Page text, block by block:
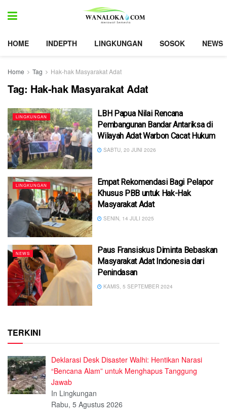
HOME INDEPTH LINGKUNGAN SOSOK NEWS
Home Tag Hak-hak Masyarakat Adat
Tag: Hak-hak Masyarakat Adat
LINGKUNGAN
LBH Papua Nilai Rencana
Pembangunan Bandar Antariksa di
Wilayah Adat Warbon Cacat Hukum
SABTU, 20 JUNI 2026
LINGKUNGAN
Empat Rekomendasi Bagi Pelapor
Khusus PBB untuk Hak-Hak
Masyarakat Adat
SENIN, 14 JULI 2025
NEWS
Paus Fransiskus Diminta Bebaskan
Masyarakat Adat Indonesia dari
Penindasan
KAMIS, 5 SEPTEMBER 2024
TERKINI
Deklarasi Desk Disaster Walhi: Hentikan Narasi
“Bencana Alam” untuk Menghapus Tanggung
Jawab
In Lingkungan
Rabu, 5 Agustus 2026